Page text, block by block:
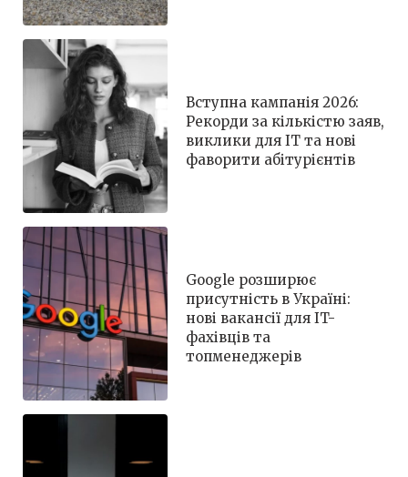
Вступна кампанія 2026:
Рекорди за кількістю заяв,
виклики для IT та нові
фаворити абітурієнтів
Google розширює
присутність в Україні:
нові вакансії для IT-
фахівців та
топменеджерів